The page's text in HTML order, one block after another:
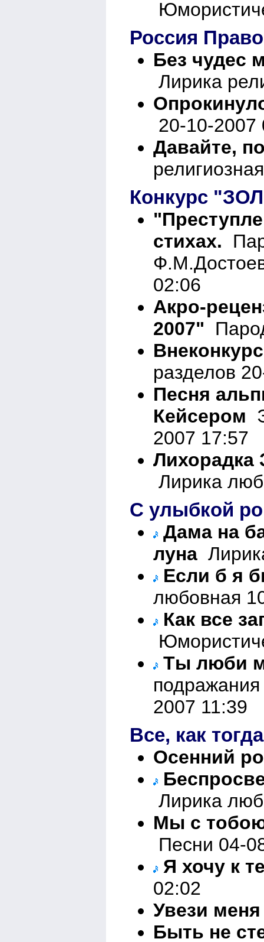
Россия
Без чудес
Лирика
20-10-2007
Давайте,
Конкурс
стихах.
02:06
Акро-
2007"
разделов
Песня
Кейсером
2007 17:57
Лихорадка
Лирика
С улыбкой
Дама на
луна
Если б я
любовная
Как все
Ты люби
2007 11:39
Все, как тогда
Осенний
Лирика
Мы с
Песни 04-
Я хочу к
02:02
Увези меня
Быть не